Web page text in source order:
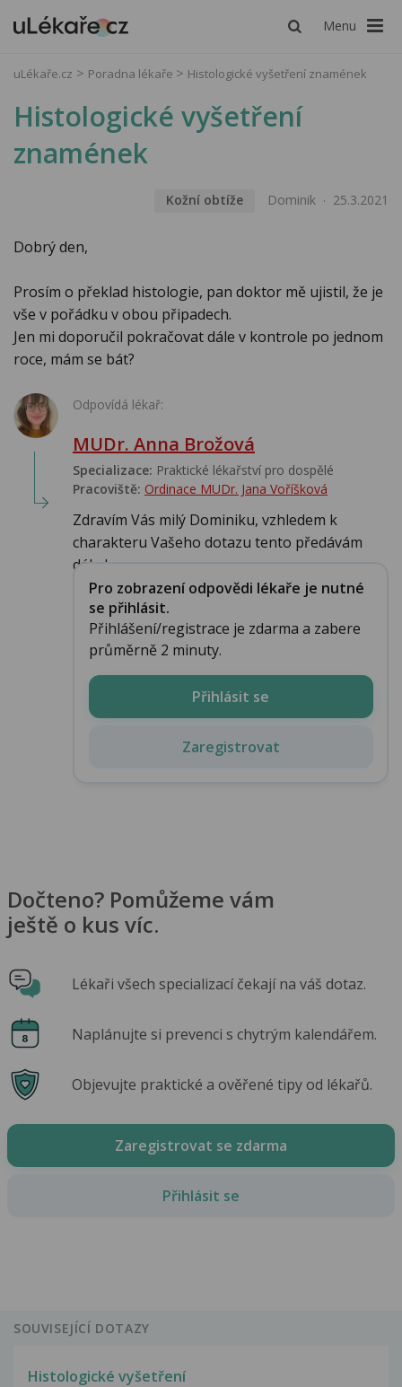
Menu
uLékaře.cz Poradna lékaře Histologické vyšetření znamének
Histologické vyšetření
znamének
Kožní obtíže Dominik 25.3.2021
Dobrý den,
Prosím o překlad histologie, pan doktor mě ujistil, že je
vše v pořádku v obou připadech.
Jen mi doporučil pokračovat dále v kontrole po jednom
roce, mám se bát?
Odpovídá lékař:
MUDr. Anna Brožová
Specializace: Praktické lékařství pro dospělé
Pracoviště: Ordinace MUDr. Jana Voříšková
Zdravím Vás milý Dominiku, vzhledem k
charakteru Vašeho dotazu tento předávám
dále ke zpraco...
Pro zobrazení odpovědi lékaře je nutné
se přihlásit.
Přihlášení/registrace je zdarma a zabere
průměrně 2 minuty.
Přihlásit se
Zaregistrovat
Dočteno? Pomůžeme vám
ještě o kus víc.
Lékaři všech specializací čekají na váš dotaz.
Naplánujte si prevenci s chytrým kalendářem.
Objevujte praktické a ověřené tipy od lékařů.
Zaregistrovat se zdarma
Přihlásit se
SOUVISEJÍCÍ DOTAZY
Histologické vyšetření